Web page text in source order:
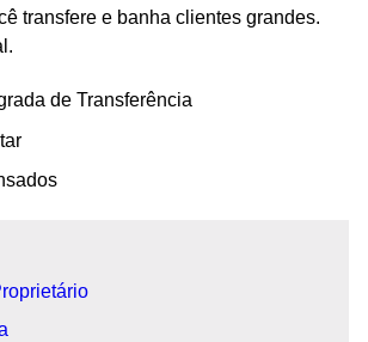
transfere e banha clientes grandes.
de Transferência